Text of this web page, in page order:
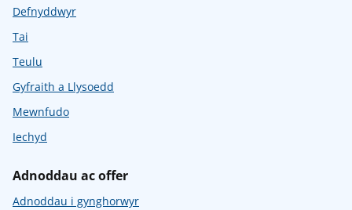
Defnyddwyr
Tai
Teulu
Gyfraith a Llysoedd
Mewnfudo
Iechyd
Adnoddau ac offer
Adnoddau i gynghorwyr